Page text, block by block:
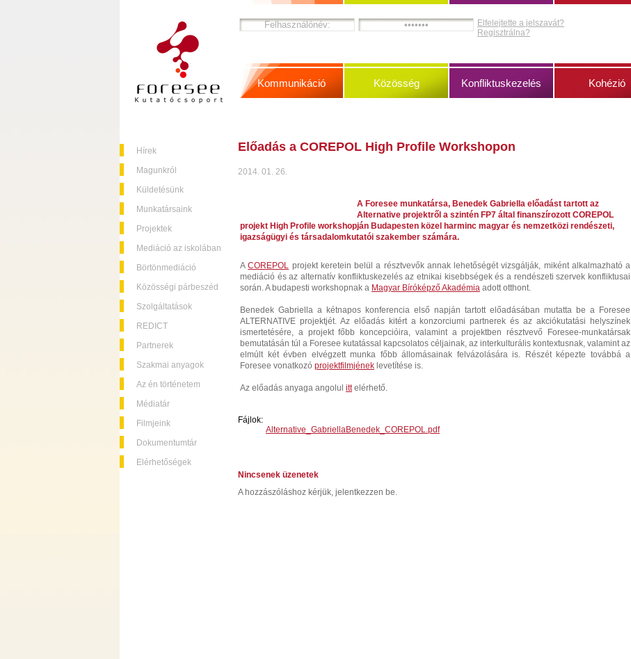
Hírek
Magunkról
Küldetésünk
Munkatársaink
Projektek
Mediáció az iskolában
Börtönmediáció
Közösségi párbeszéd
Szolgáltatások
REDICT
Partnerek
Szakmai anyagok
Az én történetem
Médiatár
Filmjeink
Dokumentumtár
Elérhetőségek
Elfelejtette a jelszavát?
Regisztrálna?
Kommunikáció Közösség Konfliktuskezelés Kohézió
Előadás a COREPOL High Profile Workshopon
2014. 01. 26.
A Foresee munkatársa, Benedek Gabriella előadást tartott az
Alternative projektről a szintén FP7 által finanszírozott COREPOL
projekt High Profile workshopján Budapesten közel harminc magyar és nemzetközi rendészeti,
igazságügyi és társadalomkutatói szakember számára.
ACOREPOL projekt keretein belül a résztvevők annak lehetőségét vizsgálják, miként alkalmazható a
mediáció és az alternatív konfliktuskezelés az etnikai kisebbségek és a rendészeti szervek konfliktusai
során. A budapesti workshopnak a Magyar Bíróképző Akadémia adott otthont.
Benedek Gabriella a kétnapos konferencia első napján tartott előadásában mutatta be a Foresee
ALTERNATIVE projektjét. Az előadás kitért a konzorciumi partnerek és az akciókutatási helyszínek
ismertetésére, a projekt főbb koncepcióira, valamint a projektben résztvevő Foresee-munkatársak
bemutatásán túl a Foresee kutatással kapcsolatos céljainak, az interkulturális kontextusnak, valamint az
elmúlt két évben elvégzett munka főbb állomásainak felvázolására is. Részét képezte továbbá a
Foresee vonatkozó projektfilmjének levetítése is.
Az előadás anyaga angolul ittelérhető.
Fájlok:
Alternative_GabriellaBenedek_COREPOL.pdf
Nincsenek üzenetek
A hozzászóláshoz kérjük, jelentkezzen be.